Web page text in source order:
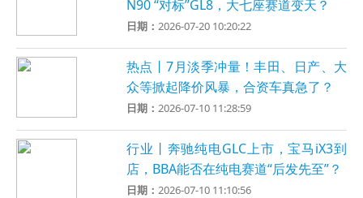
N90 “对标”GL8，大七座赛道变天？
日期：2026-07-20 10:20:22
热点丨7月淡季冲量！丰田、日产、大
众等掀起降价风暴，合资车真急了？
日期：2026-07-10 11:28:59
行业丨奔驰纯电GLC上市，宝马iX3到
店，BBA能否在纯电赛道“后发先至”？
日期：2026-07-10 11:10:56